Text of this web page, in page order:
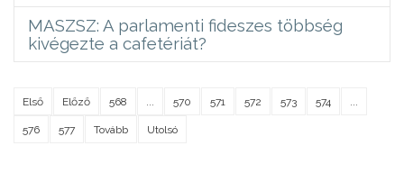
MASZSZ: A parlamenti fideszes többség
kivégezte a cafetériát?
Első Előző 568 ... 570 571 572 573 574 ...
576 577 Tovább Utolsó